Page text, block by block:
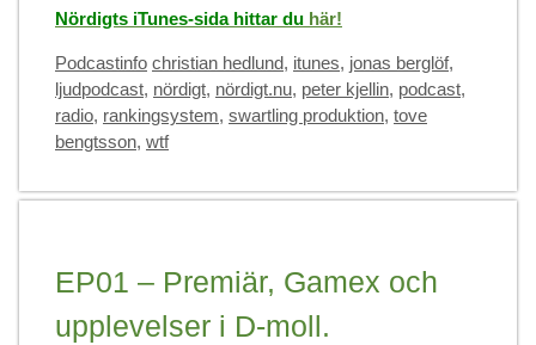
Nördigts iTunes-sida hittar du här!
Categories
Podcastinfo Tags
christian hedlund, itunes, jonas berglöf,
ljudpodcast, nördigt, nördigt.nu, peter kjellin, podcast,
radio, rankingsystem, swartling produktion, tove
bengtsson, wtf
EP01 – Premiär, Gamex och
upplevelser i D-moll.